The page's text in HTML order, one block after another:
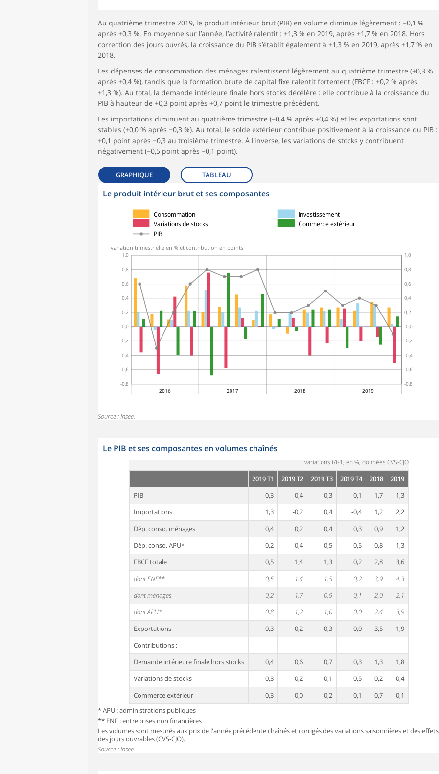
Au quatrième trimestre 2019, le produit intérieur brut (PIB) en volume diminue légèrement : −0,1 %
après +0,3 %. En moyenne sur l’année, l’activité ralentit : +1,3 % en 2019, après +1,7 % en 2018. Hors
correction des jours ouvrés, la croissance du PIB s’établit également à +1,3 % en 2019, après +1,7 % en
2018.
Les dépenses de consommation des ménages ralentissent légèrement au quatrième trimestre (+0,3 %
après +0,4 %), tandis que la formation brute de capital fixe ralentit fortement (FBCF : +0,2 % après
+1,3 %). Au total, la demande intérieure finale hors stocks décélère : elle contribue à la croissance du
PIB à hauteur de +0,3 point après +0,7 point le trimestre précédent.
Les importations diminuent au quatrième trimestre (−0,4 % après +0,4 %) et les exportations sont
stables (+0,0 % après −0,3 %). Au total, le solde extérieur contribue positivement à la croissance du PIB :
+0,1 point après −0,3 au troisième trimestre. À l’inverse, les variations de stocks y contribuent
négativement (−0,5 point après −0,1 point).
GRAPHIQUE TABLEAU
Le produit intérieur brut et ses composantes
symboles_defaut.xml,
symboles_defaut.xml,rond
0,0
0,2
0,4
0,6
0,8
1,0
-0,2
-0,4
-0,6
-0,8 -0,8
-0,6
-0,4
-0,2
-0,0
0,2
0,4
0,6
0,8
1,0
variation trimestrielle en % et contribution en points
2016 2017 2018 2019
Consommation
Investissement
Variations de stocks
Commerce extérieur
PIB
Source : Insee.
Le PIB et ses composantes en volumes chaînés
variations t/t-1, en %, données CVS-CJO
2019 T1 2019 T2 2019 T3 2019 T4 2018
2019
PIB
0,3 0,4 0,3 -0,1 1,7
1,3
Importations
1,3 -0,2 0,4 -0,4 1,2
2,2
Dép. conso. ménages
0,4 0,2 0,4 0,3 0,9
1,2
Dép. conso. APU*
0,2 0,4 0,5 0,5 0,8
1,3
FBCF totale
0,5 1,4 1,3 0,2 2,8
3,6
dont ENF**
0,5 1,4 1,5 0,2 3,9
4,3
dont ménages
0,2 1,7 0,9 0,1 2,0
2,1
dont APU*
0,8 1,2 1,0 0,0 2,4
3,9
Exportations
0,3 -0,2 -0,3 0,0 3,5
1,9
Contributions :
Demande intérieure finale hors stocks
0,4 0,6 0,7 0,3 1,3
1,8
Variations de stocks
0,3 -0,2 -0,1 -0,5 -0,2
-0,4
Commerce extérieur
-0,3 0,0 -0,2 0,1 0,7
-0,1
* APU : administrations publiques
** ENF : entreprises non financières
Les volumes sont mesurés aux prix de l'année précédente chaînés et corrigés des variations saisonnières et des effets
des jours ouvrables (CVS-CJO).
Source : Insee